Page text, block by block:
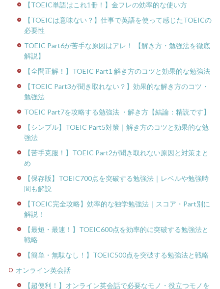
【TOEIC単語はこれ1冊！】金フレの効率的な使い方
【TOEICは意味ない？】仕事で英語を使って感じたTOEICの
必要性
TOEIC Part6が苦手な原因はアレ！ 【解き方・勉強法を徹底
解説】
【全問正解！】TOEIC Part1 解き方のコツと効果的な勉強法
【TOEIC Part3が聞き取れない？】効果的な解き方のコツ・
勉強法
TOEIC Part7を攻略する勉強法 ・解き方【結論：精読です】
【シンプル】TOEIC Part5対策｜解き方のコツと効果的な勉
強法
【苦手克服！】TOEIC Part2が聞き取れない原因と対策まと
め
【保存版】TOEIC700点を突破する勉強法｜レベルや勉強時
間も解説
【TOEIC完全攻略】効率的な独学勉強法｜スコア・Part別に
解説！
【最短・最速！】TOEIC600点を効率的に突破する勉強法と
戦略
【簡単・無駄なし！】TOEIC500点を突破する勉強法と戦略
オンライン英会話
【超便利！】オンライン英会話で必要なモノ・役立つモノを